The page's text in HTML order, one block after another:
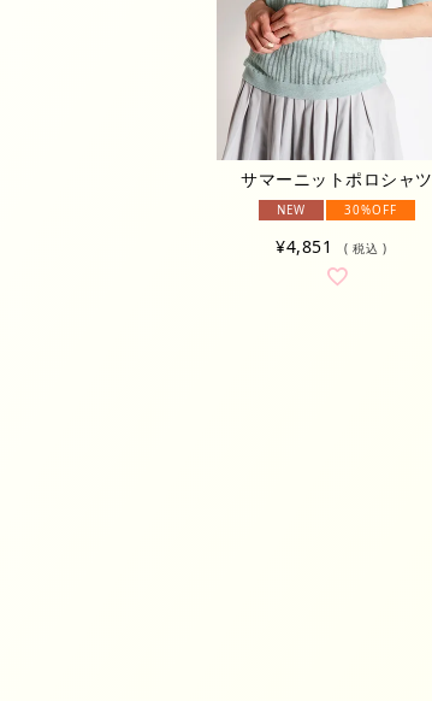
サマーニットポロシャツ
NEW 30%OFF
¥4,851 税込